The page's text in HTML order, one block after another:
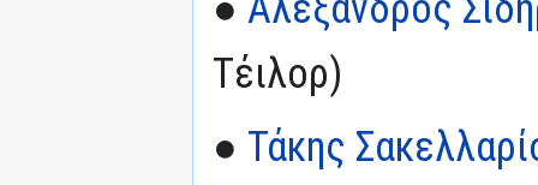
Τέιλορ)
● Τάκης